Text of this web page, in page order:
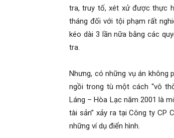
tra, truy tố, xét xử được thực
tháng đối với tội phạm rất
kéo dài 3 lần nữa bằng các
tra.
Nhưng, có những vụ án không
ngồi trong tù một cách “vô
Láng – Hòa Lạc năm 2001 là
tài sản” xảy ra tại Công ty CP
những ví dụ điển hình.